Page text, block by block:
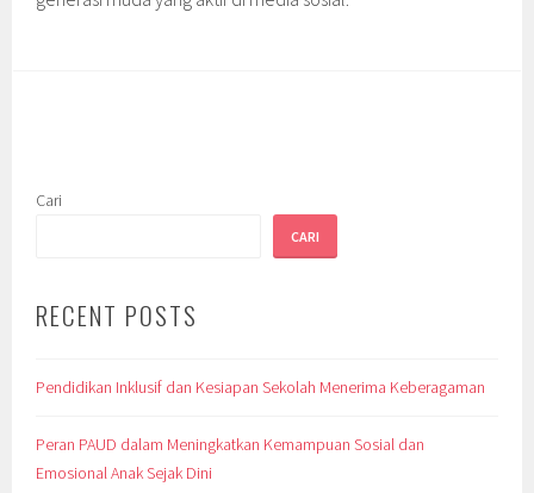
Cari
CARI
RECENT POSTS
Pendidikan Inklusif dan Kesiapan Sekolah Menerima Keberagaman
Peran PAUD dalam Meningkatkan Kemampuan Sosial dan
Emosional Anak Sejak Dini